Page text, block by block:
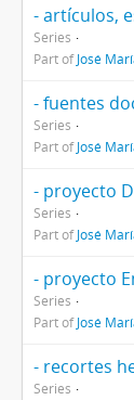
- artículos,
Series
Part ofJosé
Series
Part ofJosé
Series
Part ofJosé
Series
Part ofJosé
- recortes
Series